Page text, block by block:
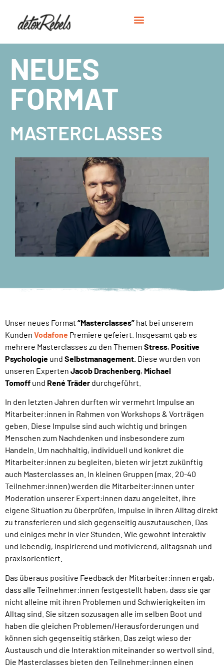
NEUES
FORMAT
MASTERCLASSES
Unser neues Format “Masterclasses” hat bei unserem
Kunden Vodafone Premiere gefeiert. Insgesamt gab es
mehrere Masterclasses zu den Themen Stress, Positive
Psychologie und Selbstmanagement. Diese wurden von
unseren Experten Jacob Drachenberg, Michael
Tomoff und René Träder durchgeführt.
In den letzten Jahren durften wir vermehrt Impulse an
Mitarbeiter:innen in Rahmen von Workshops & Vorträgen
geben. Diese Impulse sind auch wichtig und bringen
Menschen zum Nachdenken und insbesondere zum
Handeln. Um nachhaltig, individuell und konkret die
Mitarbeiter:innen zu begleiten, bieten wir jetzt zukünftig
auch Masterclasses an. In kleinen Gruppen (max. 20-40
Teilnehmer:innen) werden die Mitarbeiter:innen unter
Moderation unserer Expert:innen dazu angeleitet, ihre
eigene Situation zu überprüfen, Impulse in ihren Alltag direkt
zu transferieren und sich gegenseitig auszutauschen. Das
und einiges mehr in vier Stunden. Wie gewohnt interaktiv
und lebendig, inspirierend und motivierend, alltagsnah und
praxisorientiert.
Das überaus positive Feedback der Mitarbeiter:innen ergab,
dass alle Teilnehmer:innen festgestellt haben, dass sie gar
nicht alleine mit ihren Problemen und Schwierigkeiten im
Alltag sind. Sie sitzen sozusagen alle im selben Boot und
haben die gleichen Problemen/Herausforderungen und
können sich gegenseitig stärken. Das zeigt wieso der
Austausch und die Interaktion miteinander so wertvoll sind.
Die Masterclasses bieten den Teilnehmer:innen einen